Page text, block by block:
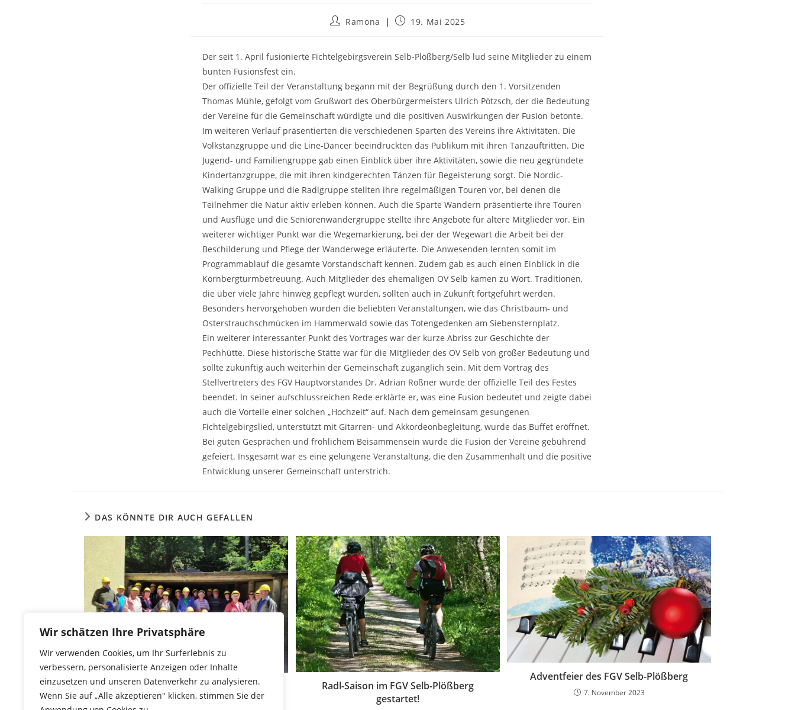
Wir schätzen Ihre Privatsphäre
Wir verwenden Cookies, um Ihr Surferlebnis zu
verbessern, personalisierte Anzeigen oder Inhalte
einzusetzen und unseren Datenverkehr zu analysieren.
Wenn Sie auf „Alle akzeptieren" klicken, stimmen Sie der
Beitrags-
Ramona
Beitrag19. Mai 2025
Der seit 1. April fusionierte Fichtelgebirgsverein Selb-Plößberg/Selb lud seine Mitglieder zu einem
bunten Fusionsfest ein.
Der offizielle Teil der Veranstaltung begann mit der Begrüßung durch den 1. Vorsitzenden
Thomas Mühle, gefolgt vom Grußwort des Oberbürgermeisters Ulrich Pötzsch, der die Bedeutung
der Vereine für die Gemeinschaft würdigte und die positiven Auswirkungen der Fusion betonte.
Im weiteren Verlauf präsentierten die verschiedenen Sparten des Vereins ihre Aktivitäten. Die
Volkstanzgruppe und die Line-Dancer beeindruckten das Publikum mit ihren Tanzauftritten. Die
Jugend- und Familiengruppe gab einen Einblick über ihre Aktivitäten, sowie die neu gegründete
Kindertanzgruppe, die mit ihren kindgerechten Tänzen für Begeisterung sorgt. Die Nordic-
Walking Gruppe und die Radlgruppe stellten ihre regelmäßigen Touren vor, bei denen die
Teilnehmer die Natur aktiv erleben können. Auch die Sparte Wandern präsentierte ihre Touren
und Ausflüge und die Seniorenwandergruppe stellte ihre Angebote für ältere Mitglieder vor. Ein
weiterer wichtiger Punkt war die Wegemarkierung, bei der der Wegewart die Arbeit bei der
Beschilderung und Pflege der Wanderwege erläuterte. Die Anwesenden lernten somit im
Programmablauf die gesamte Vorstandschaft kennen. Zudem gab es auch einen Einblick in die
Kornbergturmbetreuung. Auch Mitglieder des ehemaligen OV Selb kamen zu Wort. Traditionen,
die über viele Jahre hinweg gepflegt wurden, sollten auch in Zukunft fortgeführt werden.
Besonders hervorgehoben wurden die beliebten Veranstaltungen, wie das Christbaum- und
Osterstrauchschmücken im Hammerwald sowie das Totengedenken am Siebensternplatz.
Ein weiterer interessanter Punkt des Vortrages war der kurze Abriss zur Geschichte der
Pechhütte. Diese historische Stätte war für die Mitglieder des OV Selb von großer Bedeutung und
sollte zukünftig auch weiterhin der Gemeinschaft zugänglich sein. Mit dem Vortrag des
Stellvertreters des FGV Hauptvorstandes Dr. Adrian Roßner wurde der offizielle Teil des Festes
beendet. In seiner aufschlussreichen Rede erklärte er, was eine Fusion bedeutet und zeigte dabei
auch die Vorteile einer solchen „Hochzeit“ auf. Nach dem gemeinsam gesungenen
Fichtelgebirgslied, unterstützt mit Gitarren- und Akkordeonbegleitung, wurde das Buffet eröffnet.
Bei guten Gesprächen und fröhlichem Beisammensein wurde die Fusion der Vereine gebührend
gefeiert. Insgesamt war es eine gelungene Veranstaltung, die den Zusammenhalt und die positive
Entwicklung unserer Gemeinschaft unterstrich.
DAS KÖNNTE DIR AUCH GEFALLEN
Vereinsfahrt ins Vogtland
19. Juli 2022
Radl-Saison im FGV Selb-Plößberg
gestartet!
Adventfeier des FGV Selb-Plößberg
7. November 2023